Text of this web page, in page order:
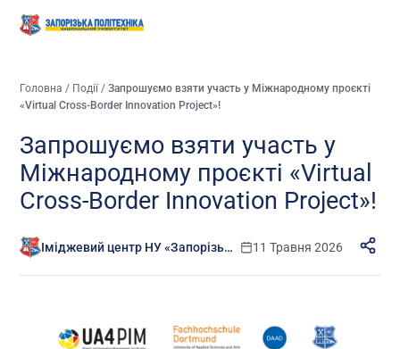
Головна / Події/Запрошуємо взяти участь у Міжнародному проєкті
«Virtual Cross-Border Innovation Project»!
Запрошуємо взяти участь у
Міжнародному проєкті «Virtual
Cross-Border Innovation Project»!
Іміджевий центр НУ «Запорізька політехніка» 11 Травня 2026